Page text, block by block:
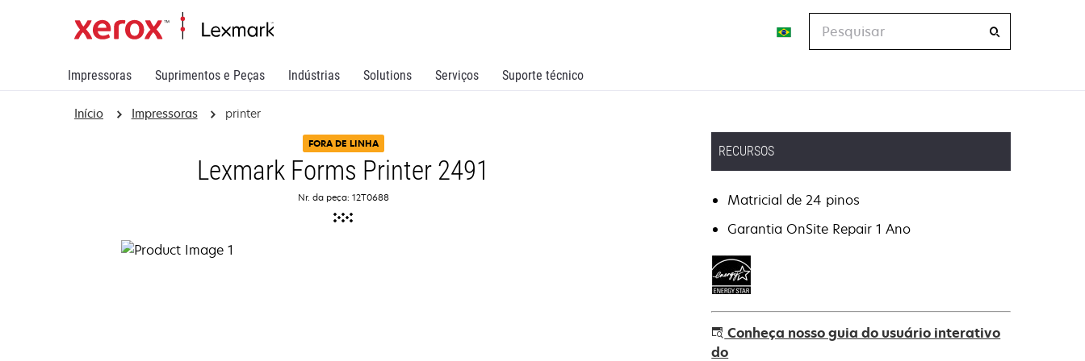
Impressoras Suprimentos e Peças Indústrias Solutions Serviços Suporte técnico
Início Impressoras printer
FORA DE LINHA
Lexmark Forms Printer 2491
Nr. da peça: 12T0688
RECURSOS
Matricial de 24 pinos
Garantia OnSite Repair 1 Ano
Conheça nosso guia do usuário interativo
do